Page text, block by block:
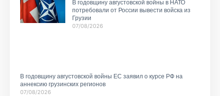
В годовщину августовской войны в НАТО
потребовали от России вывести войска из
Грузии
07/08/2026
В годовщину августовской войны ЕС заявил о курсе РФ на
аннексию грузинских регионов
07/08/2026